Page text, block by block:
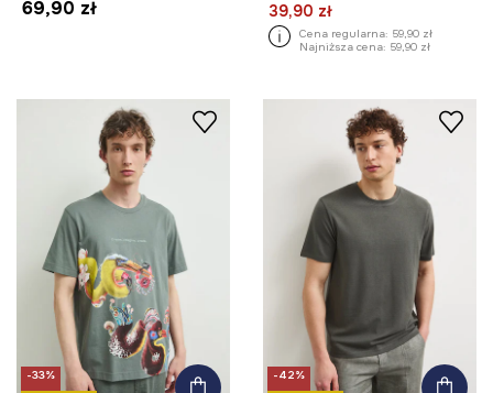
69,90 zł
39,90 zł
Cena regularna: 59,90 zł
Najniższa cena: 59,90 zł
-33%
-42%